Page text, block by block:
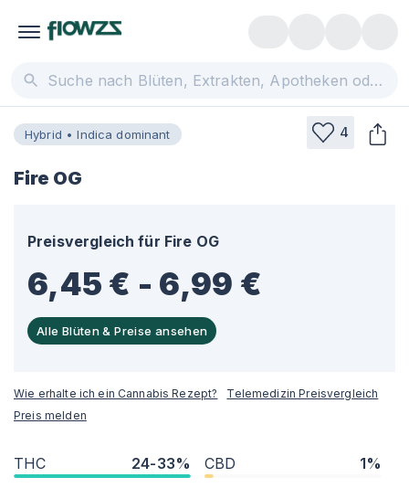
Hybrid • Indica dominant 4
Fire OG
Preisvergleich für Fire OG
6,45 € - 6,99 €
Alle Blüten & Preise ansehen
Wie erhalte ich ein Cannabis Rezept?
Telemedizin Preisvergleich
Preis melden
THC 24-33% CBD 1%